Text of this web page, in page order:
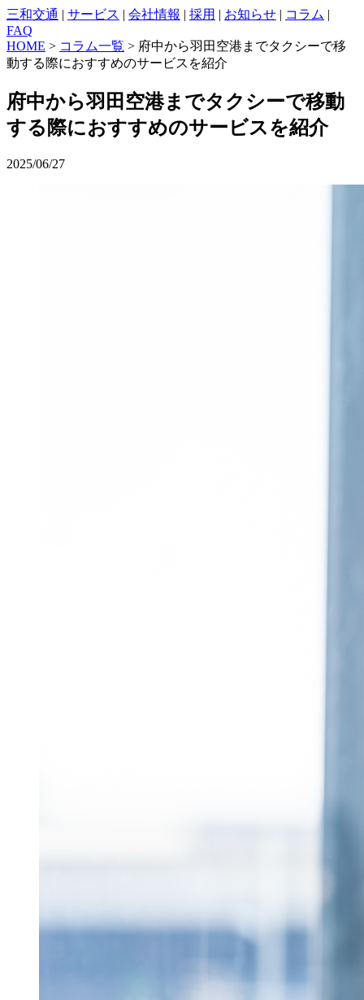
三和交通 | サービス | 会社情報 | 採用 | お知らせ | コラム |
FAQ
HOME > コラム一覧 > 府中から羽田空港までタクシーで移
動する際におすすめのサービスを紹介
府中から羽田空港までタクシーで移動
する際におすすめのサービスを紹介
2025/06/27